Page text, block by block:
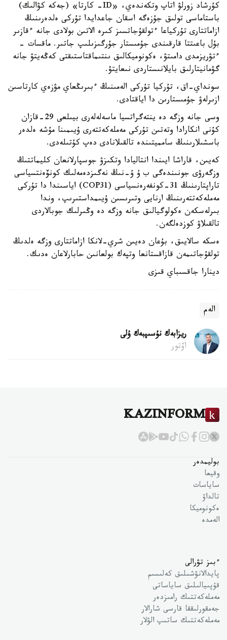
كۇرشاد زورلۋ اتاپ وتكەندەي، «ID- كارتا» (جەكە كۋالىك)
باستاماسى تولىق جۇزەگە اسقان جاعدايدا تۇركى ەلدەرىنىڭ
ازاماتتارى تۇركياعا ءتولقۇجاتسىز كىرە الاتىن بولادى جانە ءقازىر
بۇل باعىتتا قارقىندى جۇمىستار جۇرگىزىلىپ جاتىر. ماقسات -
ءتۋريزمدى دامىتۋ، ەكونوميكالىق ىنتىماقتاستىقتى كەڭەيتۋ جانە
گۋمانيتارلىق بايلانىستاردى نىعايتۋ.
سونداي-اق، تۇركيا تۇركى الەمىنىڭ ءبىرىڭعاي مۋزەي كارتاسىن
ازىرلەۋ جۇمىستارىن دا اياقتادى.
وسى جانە وزگە دە ينتەگراتسيا ماسەلەلەرى بيىلعى 29-قازان
كۇنى انكارادا وتەتىن تۇركى مەملەكەتتەرى ۇيىمىنا مۇشە ەلدەر
باسشىلارىنىڭ سامميتىندە تالقىلانادى دەپ كۇتىلەدى.
كەيىن، قاراشا ايىندا انتاليادا وتكىزۋ جوسپارلانعان كليماتتىڭ
وزگەرۋى جونىندەگى ب ۇ ۇ-نىڭ نەگىزدەمەلىك كونۆەنتسياسى
تاراپتارىنىڭ 31-كونفەرەنسياسى (COP31) اياسىندا دا تۇركى
مەملەكەتتەرىنىڭ ارنايى وتىرىسىن ۇيىمداستىرىپ، وندا
بىرلەسكەن ەكولوگيالىق جانە وزگە دە وڭىرلىك جوبالاردى
تالقىلاۋ كوزدەلگەن.
ەسكە سالايىق، بۇعان دەيىن شري-لانكا ازاماتتارى وزگە ەلدىڭ
تولقۇجاتىمەن قازاقستانعا وتپەك بولعانىن حابارلاعان ەدىك.
دينارا جاقسىباي قىزى
الەم
ريزابەك نۇسىپبەك ۇلى
اۆتور
KAZINFORM
بوليمدەر
وقيعا
ساياسات
تالداۋ
ەكونوميكا
الەمدە
ءبىز تۋرالى
پايدالانۋشىلىق كەلىسىم
قۇپىيالىلىق ساياساتى
مەملەكەتتىك رامىزدەر
جەمقورلىققا قارسى شارالار
مەملەكەتتىك ساتىپ الۋلار